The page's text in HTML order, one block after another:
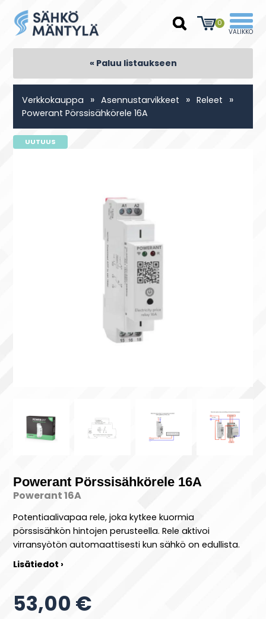
0
« Paluu listaukseen
Verkkokauppa » Asennustarvikkeet » Releet »
Powerant Pörssisähkörele 16A
UUTUUS
Powerant Pörssisähkörele 16A
Powerant 16A
Potentiaalivapaa rele, joka kytkee kuormia
pörssisähkön hintojen perusteella. Rele aktivoi
virransyötön automaattisesti kun sähkö on edullista.
Lisätiedot ›
53,00 €